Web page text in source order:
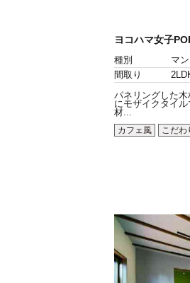
ヨコハマ女子
種別
マ
間取り
パネリングした
にモザイクタイ
材...
カフェ風
こだわ